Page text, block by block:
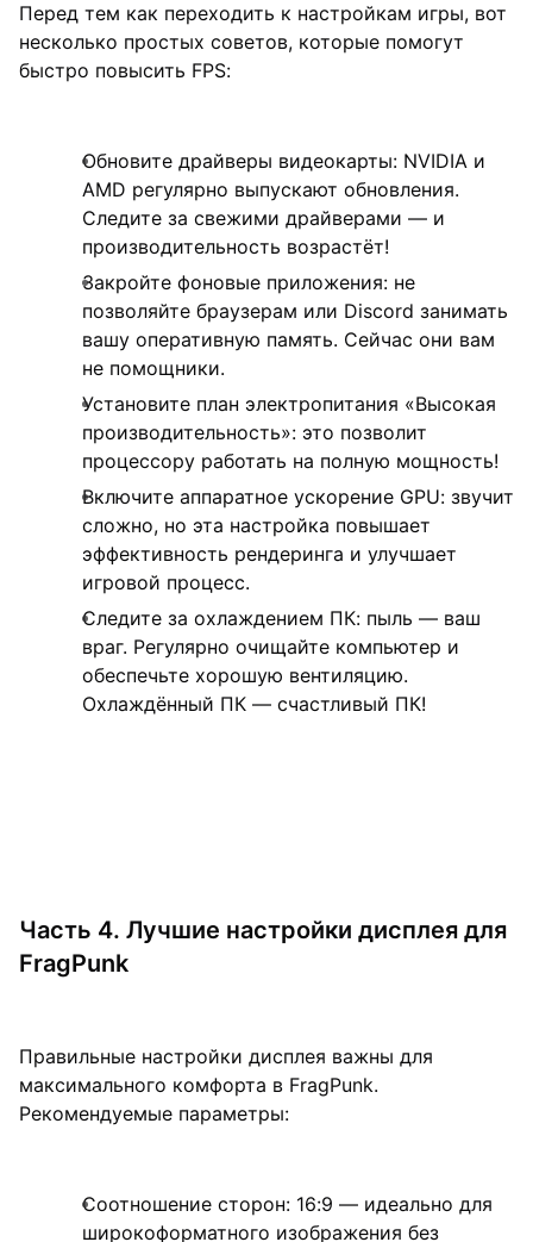
Перед тем как переходить к настройкам игры, вот
несколько простых советов, которые помогут
быстро повысить FPS:
Обновите драйверы видеокарты: NVIDIA и
AMD регулярно выпускают обновления.
Следите за свежими драйверами — и
производительность возрастёт!
Закройте фоновые приложения: не
позволяйте браузерам или Discord занимать
вашу оперативную память. Сейчас они вам
не помощники.
Установите план электропитания «Высокая
производительность»: это позволит
процессору работать на полную мощность!
Включите аппаратное ускорение GPU: звучит
сложно, но эта настройка повышает
эффективность рендеринга и улучшает
игровой процесс.
Следите за охлаждением ПК: пыль — ваш
враг. Регулярно очищайте компьютер и
обеспечьте хорошую вентиляцию.
Охлаждённый ПК — счастливый ПК!
Часть 4. Лучшие настройки дисплея для
FragPunk
Правильные настройки дисплея важны для
максимального комфорта в FragPunk.
Рекомендуемые параметры:
Соотношение сторон: 16:9 — идеально для
широкоформатного изображения без